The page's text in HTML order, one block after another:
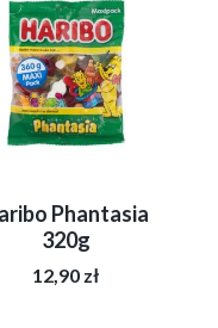
wariantów.
Opcje
można
wybrać
na
stronie
produktu
Phantasia
320g
12,90 zł